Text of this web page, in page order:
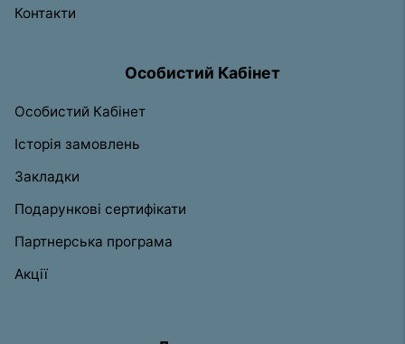
Контакти
Особистий Кабінет
Особистий Кабінет
Історія замовлень
Закладки
Подарункові сертифікати
Партнерська програма
Акції